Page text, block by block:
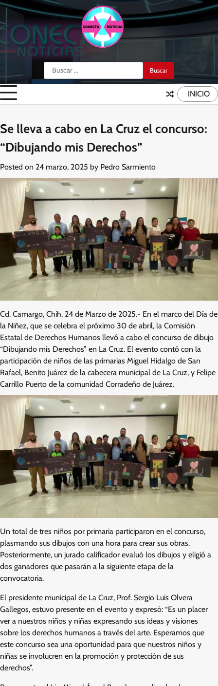
Skip
content
Buscar:
INICIO
Se lleva a cabo en La Cruz el concurso:
“Dibujando mis Derechos”
Posted on 24 marzo, 2025 by Pedro Sarmiento
Cd. Camargo, Chih. 24 de Marzo de 2025.- En el marco del Día de
la Niñez, que se celebra el próximo 30 de abril, la Comisión
Estatal de Derechos Humanos llevó a cabo el concurso de dibujo
“Dibujando mis Derechos” en La Cruz. El evento contó con la
participación de niños de las primarias Miguel Hidalgo de San
Rafael, Benito Juárez de la cabecera municipal de La Cruz, y Felipe
Carrillo Puerto de la comunidad Corradeño de Juárez.
Un total de tres niños por primaria participaron en el concurso,
plasmando sus dibujos con una hora para crear sus obras.
Posteriormente, un jurado calificador evaluó los dibujos y eligió a
dos ganadores que pasarán a la siguiente etapa de la
convocatoria.
El presidente municipal de La Cruz, Prof. Sergio Luis Olvera
Gallegos, estuvo presente en el evento y expresó: “Es un placer
ver a nuestros niños y niñas expresando sus ideas y visiones
sobre los derechos humanos a través del arte. Esperamos que
este concurso sea una oportunidad para que nuestros niños y
niñas se involucren en la promoción y protección de sus
derechos”.